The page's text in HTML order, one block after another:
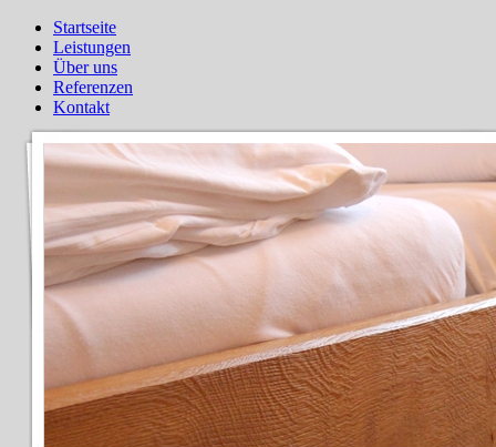
Startseite
Leistungen
Über uns
Referenzen
Kontakt